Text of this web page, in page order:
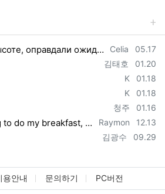
등록자
Celia 등록일
05.17
Цена-качество на высоте, оправдали ожидания https://vpncheburnet.top/
등록자
김태호 등록일
01.20
등록자
K 등록일
01.18
등록자
K 등록일
01.18
등록자
청주 등록일
01.16
등록자
Raymon 등록일
12.13
Right away I am going to do my breakfast, once having my breakfast coming yet ag…
등록자
김광수 등록일
09.29
용안내 문의하기 PC버전